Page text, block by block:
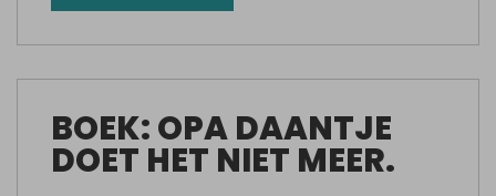
BOEK: OPA DAANTJE
DOET HET NIET MEER.